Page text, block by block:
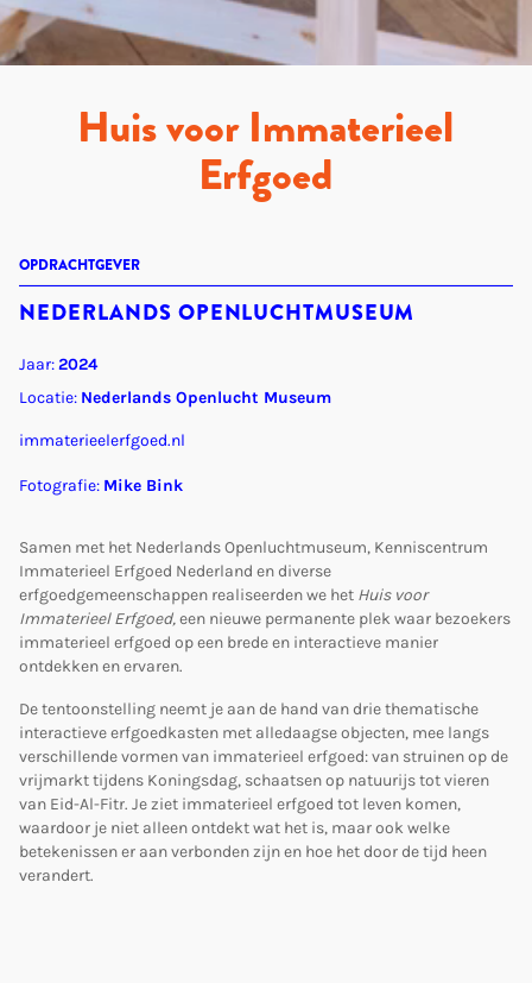
Huis voor Immaterieel
Erfgoed
Samen met het Nederlands Openluchtmuseum, Kenniscentrum
Immaterieel Erfgoed Nederland en diverse
erfgoedgemeenschappen realiseerden we het Huis voor
Immaterieel Erfgoed,een nieuwe permanente plek waar bezoekers
immaterieel erfgoed op een brede en interactieve manier
ontdekken en ervaren.
De tentoonstelling neemt je aan de hand van drie thematische
interactieve erfgoedkasten met alledaagse objecten, mee langs
verschillende vormen van immaterieel erfgoed: van struinen op de
vrijmarkt tijdens Koningsdag, schaatsen op natuurijs tot vieren
van Eid-Al-Fitr. Je ziet immaterieel erfgoed tot leven komen,
waardoor je niet alleen ontdekt wat het is, maar ook welke
betekenissen er aan verbonden zijn en hoe het door de tijd heen
verandert.
OPDRACHTGEVER
NEDERLANDS OPENLUCHTMUSEUM
Jaar:2024
Locatie: Nederlands Openlucht Museum
immaterieelerfgoed.nl
Fotografie: Mike Bink